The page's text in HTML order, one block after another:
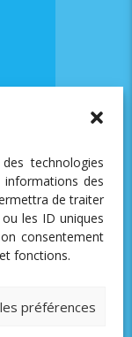
technologies
des
de traiter
les ID uniques
consentement
fonctions.
préférences